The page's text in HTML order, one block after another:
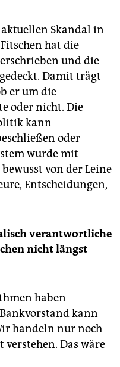
Skandal in
hat die
und die
Damit trägt
er um die
oder nicht. Die
kann
oder
wurde mit
von der Leine
Entscheidungen,
verantwortliche
nicht längst
haben
kann
handeln nur noch
Das wäre